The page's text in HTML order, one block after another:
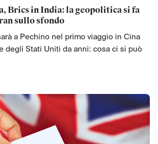
Brics in India: la geopolitica si fa
sullo sfondo
a Pechino nel primo viaggio in Cina
degli Stati Uniti da anni: cosa ci si può